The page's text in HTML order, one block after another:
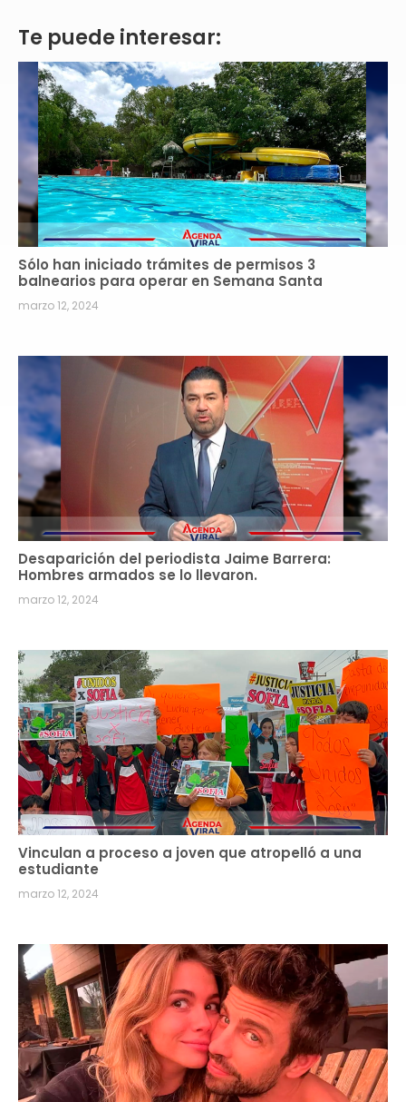
Te puede interesar:
Sólo han iniciado trámites de permisos 3
balnearios para operar en Semana Santa
marzo 12, 2024
Desaparición del periodista Jaime Barrera:
Hombres armados se lo llevaron.
marzo 12, 2024
Vinculan a proceso a joven que atropelló a una
estudiante
marzo 12, 2024